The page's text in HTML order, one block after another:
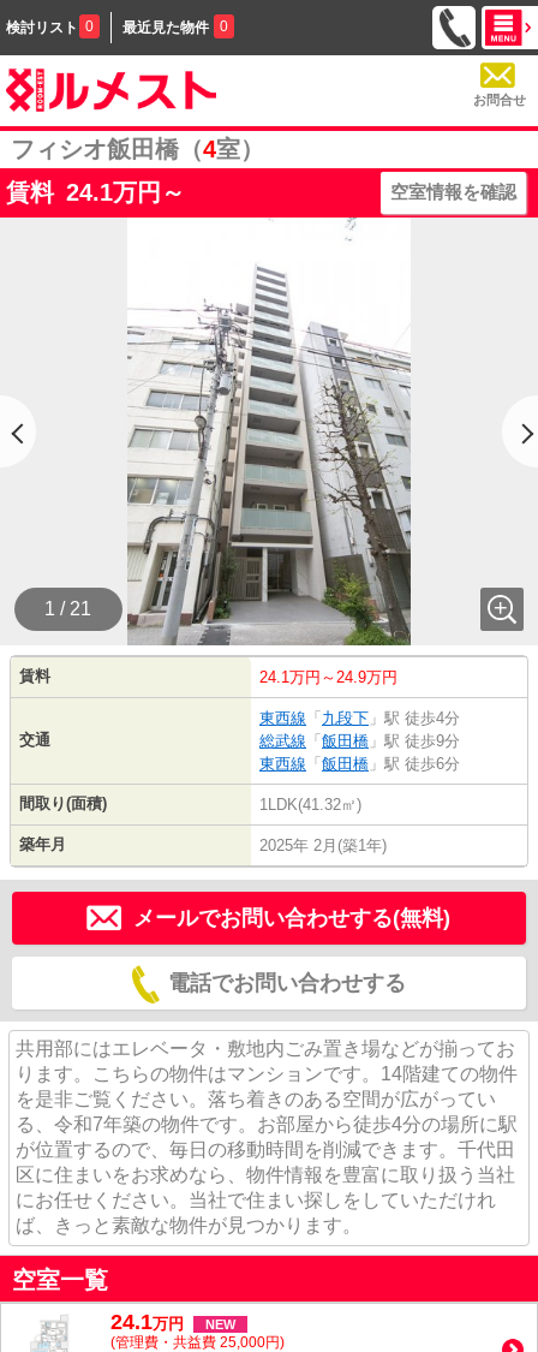
検討リスト 0 最近見た物件 0
お問合せ
フィシオ飯田橋（4室）
賃料 24.1万円～ 空室情報を確認
1 / 21
賃料 24.1万円～24.9万円
交通
東西線 「 九段下 」駅 徒歩4分
総武線 「 飯田橋 」駅 徒歩9分
東西線 「 飯田橋 」駅 徒歩6分
間取り(面積) 1LDK(41.32㎡)
築年月 2025年 2月(築1年)
メールでお問い合わせする(無料)
電話でお問い合わせする
共用部にはエレベータ・敷地内ごみ置き場などが揃ってお
ります。こちらの物件はマンションです。14階建ての物件
を是非ご覧ください。落ち着きのある空間が広がってい
る、令和7年築の物件です。お部屋から徒歩4分の場所に駅
が位置するので、毎日の移動時間を削減できます。千代田
区に住まいをお求めなら、物件情報を豊富に取り扱う当社
にお任せください。当社で住まい探しをしていただけれ
ば、きっと素敵な物件が見つかります。
空室一覧
24.1万円 NEW
(管理費・共益費 25,000円)